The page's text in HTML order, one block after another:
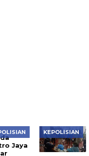
Jaya
KEPOLISIAN